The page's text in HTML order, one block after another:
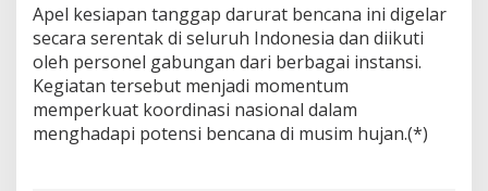
Apel kesiapan tanggap darurat bencana ini digelar
secara serentak di seluruh Indonesia dan diikuti
oleh personel gabungan dari berbagai instansi.
Kegiatan tersebut menjadi momentum
memperkuat koordinasi nasional dalam
menghadapi potensi bencana di musim hujan.(*)